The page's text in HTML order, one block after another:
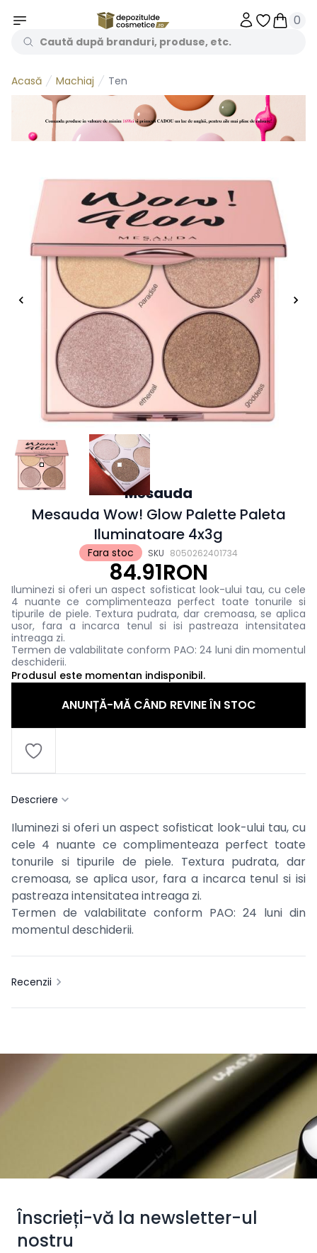
Obiecte
0
Acasă Machiaj Ten
Fara stoc SKU 8050262401734
Mesauda
Mesauda Wow! Glow Palette Paleta
Iluminatoare 4x3g
84.91RON
Iluminezi si oferi un aspect sofisticat look-ului tau, cu cele
4 nuante ce complimenteaza perfect toate tonurile si
tipurile de piele. Textura pudrata, dar cremoasa, se aplica
usor, fara a incarca tenul si isi pastreaza intensitatea
intreaga zi.
Termen de valabilitate conform PAO: 24 luni din momentul
deschiderii.
Produsul este momentan indisponibil.
ANUNȚĂ-MĂ CÂND REVINE ÎN STOC
Descriere
Iluminezi si oferi un aspect sofisticat look-ului tau, cu
cele 4 nuante ce complimenteaza perfect toate
tonurile si tipurile de piele. Textura pudrata, dar
cremoasa, se aplica usor, fara a incarca tenul si isi
pastreaza intensitatea intreaga zi.
Termen de valabilitate conform PAO: 24 luni din
momentul deschiderii.
Recenzii
Înscrieți-vă la newsletter-ul
nostru